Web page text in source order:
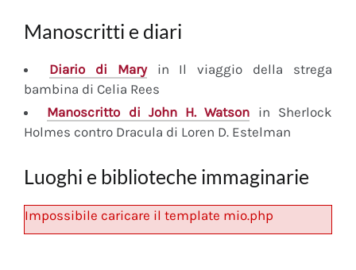
Manoscritti e diari
Diariodi Maryin Il viaggio della strega
bambina di Celia Rees
Manoscritto di John H. Watson in Sherlock
Holmes contro Dracula di Loren D. Estelman
Luoghi e biblioteche immaginarie
Impossibile caricare il template mio.php